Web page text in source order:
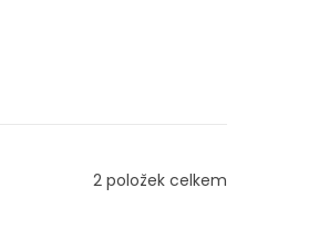
2 položek celkem